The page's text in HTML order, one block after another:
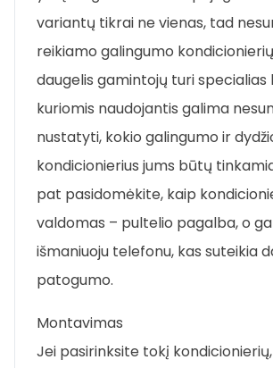
variantų tikrai ne vienas, tad
reikiamo galingumo
daugelis gamintojų turi specialias
kuriomis naudojantis galima
nustatyti, kokio galingumo ir
kondicionierius jums būtų
pat pasidomėkite, kaip
valdomas – pultelio pagalba, o
išmaniuoju telefonu, kas suteikia
patogumo.
Montavimas
Jei pasirinksite tokį